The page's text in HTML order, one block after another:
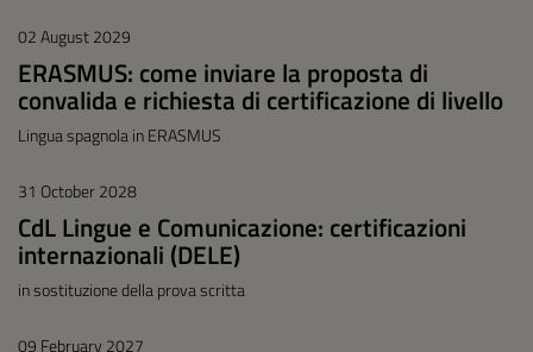
02 August 2029
ERASMUS: come inviare la proposta di
convalida e richiesta di certificazione di livello
Lingua spagnola in ERASMUS
31 October 2028
CdL Lingue e Comunicazione: certificazioni
internazionali (DELE)
in sostituzione della prova scritta
09 February 2027